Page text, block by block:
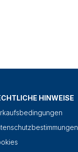
HINWEISE